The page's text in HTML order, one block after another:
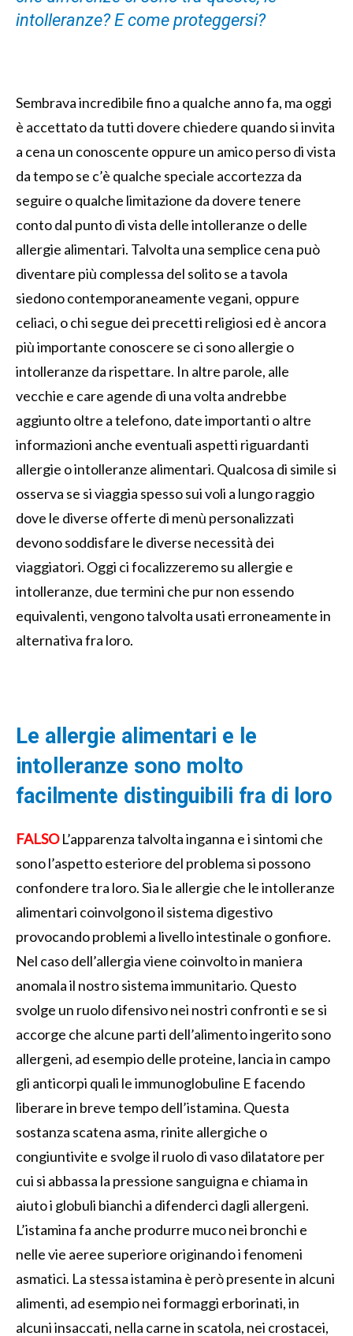
intolleranze? E come proteggersi?
Sembrava incredibile fino a qualche anno fa, ma oggi
è accettato da tutti dovere chiedere quando si invita
a cena un conoscente oppure un amico perso di vista
da tempo se c’è qualche speciale accortezza da
seguire o qualche limitazione da dovere tenere
conto dal punto di vista delle intolleranze o delle
allergie alimentari. Talvolta una semplice cena può
diventare più complessa del solito se a tavola
siedono contemporaneamente vegani, oppure
celiaci, o chi segue dei precetti religiosi ed è ancora
più importante conoscere se ci sono allergie o
intolleranze da rispettare. In altre parole, alle
vecchie e care agende di una volta andrebbe
aggiunto oltre a telefono, date importanti o altre
informazioni anche eventuali aspetti riguardanti
allergie o intolleranze alimentari. Qualcosa di simile si
osserva se si viaggia spesso sui voli a lungo raggio
dove le diverse offerte di menù personalizzati
devono soddisfare le diverse necessità dei
viaggiatori. Oggi ci focalizzeremo su allergie e
intolleranze, due termini che pur non essendo
equivalenti, vengono talvolta usati erroneamente in
alternativa fra loro.
Le allergie alimentari e le
intolleranze sono molto
facilmente distinguibili fra di loro
FALSO L’apparenza talvolta inganna e i sintomi che
sono l’aspetto esteriore del problema si possono
confondere tra loro. Sia le allergie che le intolleranze
alimentari coinvolgono il sistema digestivo
provocando problemi a livello intestinale o gonfiore.
Nel caso dell’allergia viene coinvolto in maniera
anomala il nostro sistema immunitario. Questo
svolge un ruolo difensivo nei nostri confronti e se si
accorge che alcune parti dell’alimento ingerito sono
allergeni, ad esempio delle proteine, lancia in campo
gli anticorpi quali le immunoglobuline E facendo
liberare in breve tempo dell’istamina. Questa
sostanza scatena asma, rinite allergiche o
congiuntivite e svolge il ruolo di vaso dilatatore per
cui si abbassa la pressione sanguigna e chiama in
aiuto i globuli bianchi a difenderci dagli allergeni.
L’istamina fa anche produrre muco nei bronchi e
nelle vie aeree superiore originando i fenomeni
asmatici. La stessa istamina è però presente in alcuni
alimenti, ad esempio nei formaggi erborinati, in
alcuni insaccati, nella carne in scatola, nei crostacei,